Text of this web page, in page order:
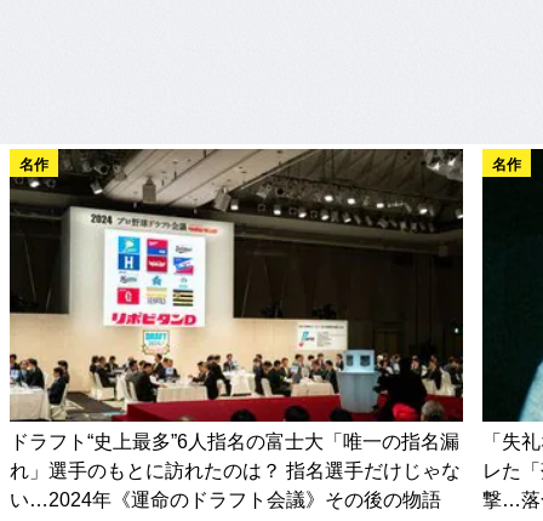
名作
ドラフト“史上最多”6人指名の富士大「唯一の指名漏
れ」選手のもとに訪れたのは？ 指名選手だけじゃな
い…2024年《運命のドラフト会議》その後の物語
名作
「失
レた
撃…落